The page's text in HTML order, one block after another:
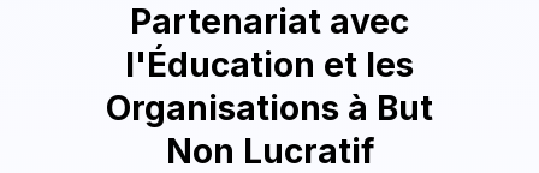
Partenariat avec
l'Éducation et les
Organisations à But
Non Lucratif